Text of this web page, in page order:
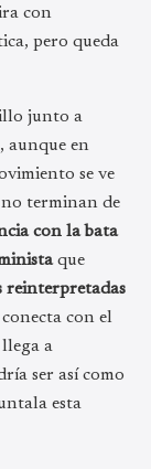
con
pero queda
junto a
aunque en
se ve
no terminan de
con la bata
que
reinterpretadas
con el
a
ser así como
esta